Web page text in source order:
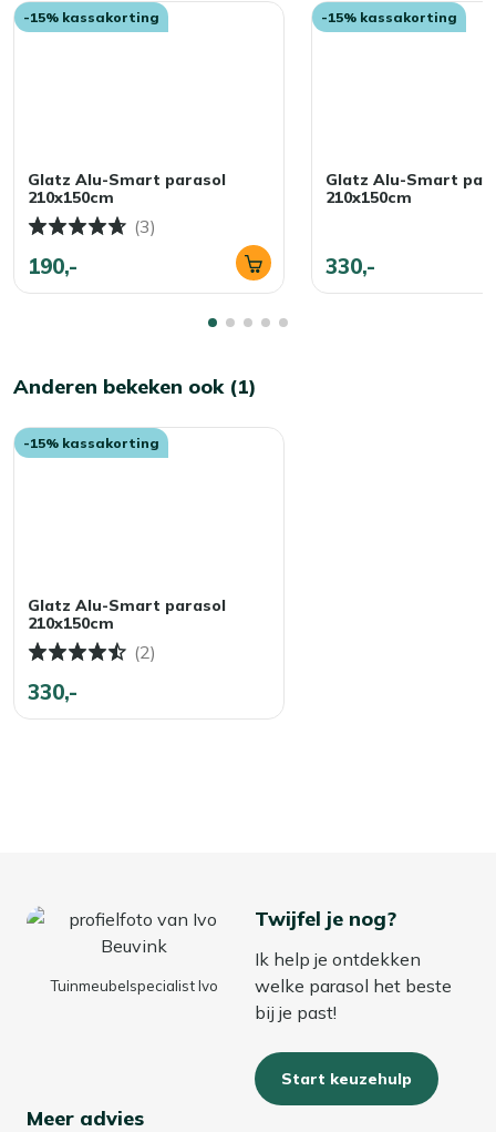
-15% kassakorting
Glatz Alu-Smart parasol
210x150cm
(3)
190,-
-15% kassakorting
Glatz Alu-Smart
210x150cm
330,-
Anderen bekeken ook (1)
-15% kassakorting
Glatz Alu-Smart parasol
210x150cm
(2)
330,-
Tuinmeubelspecialist Ivo
Twijfel je nog?
Ik help je ontdekken
welke parasol het beste
bij je past!
Start keuzehulp
Meer advies